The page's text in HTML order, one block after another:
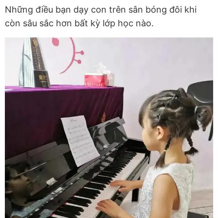
Những điều bạn dạy con trên sân bóng đôi khi
còn sâu sắc hơn bất kỳ lớp học nào.